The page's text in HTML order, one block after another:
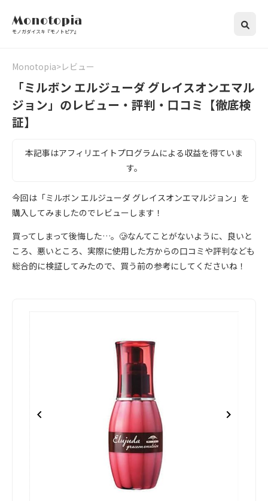
Monotopia
モノガダイスキ『モノトピア』
Monotopia レビュー
「ミルボン エルジューダ グレイスオンエマル
ジョン」のレビュー・評判・口コミ【徹底検
証】
本記事はアフィリエイトプログラムによる収益を得ていま
す。
今回は「ミルボン エルジューダ グレイスオンエマルジョン」を
購入してみましたのでレビューします！
買ってしまって後悔した…。🥲なんてことがないように、良いと
ころ、悪いところ、実際に使用した方からの口コミや評判なども
総合的に検証してみたので、買う前の参考にしてくださいね！